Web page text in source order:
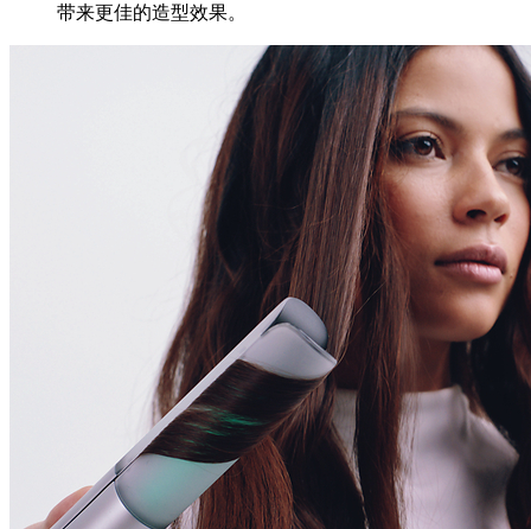
带来更佳的造型效果。